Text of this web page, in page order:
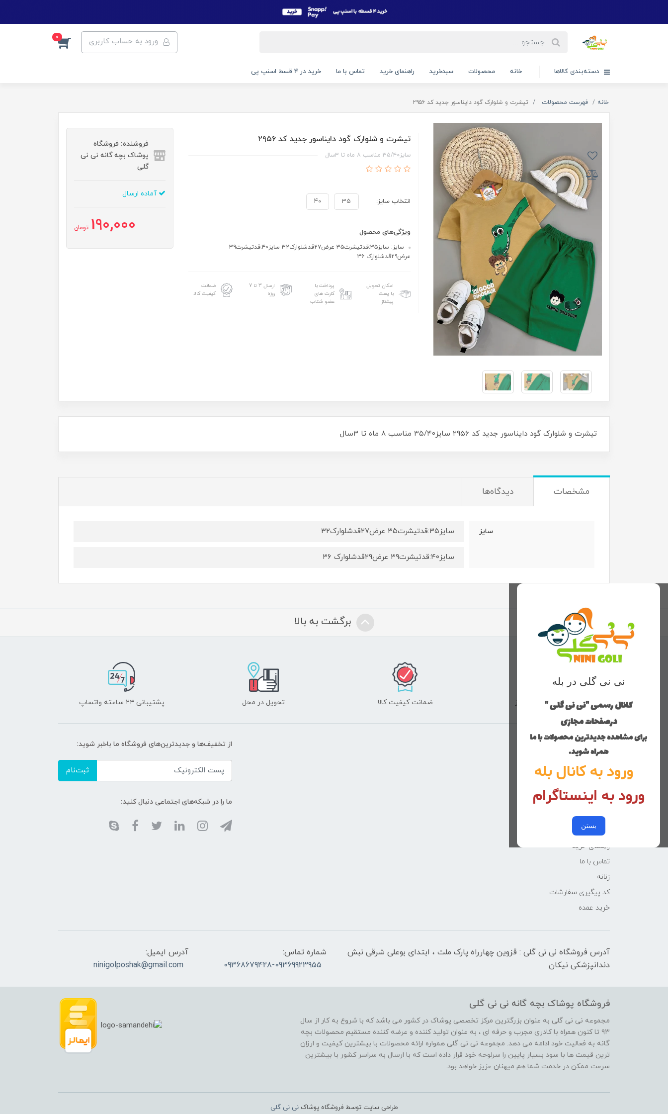
ورود به حساب کاربری 0
دسته‌بندی کالاها خانه محصولات سبدخرید راهنمای خرید تماس با ما خرید در 4 قسط اسنپ پی
خانه فهرست محصولات تیشرت و شلوارک گود دایناسور جدید کد ۲۹۵۶
تیشرت و شلوارک گود دایناسور جدید کد ۲۹۵۶
سایز۳۵/۴۰ مناسب ۸ ماه تا ۳سال
انتخاب سایز: 35
40
ویژگی‌های محصول
سایز: سایز۳۵:قدتیشرت۳۵ عرض۲۷قدشلوارک۳۲ سایز۴۰:قدتیشرت۳۹
عرض۲۹قدشلوارک ۳۶
امکان تحویل
با پست
پیشتاز
پرداخت با
کارت های
عضو شتاب
ارسال 3 تا 7
روزه
ضمانت
کیفیت کالا
فروشنده: فروشگاه
پوشاک بچه گانه نی نی
گلی
آماده ارسال
190,000 تومان
تیشرت و شلوارک گود دایناسور جدید کد ۲۹۵۶ سایز۳۵/۴۰ مناسب ۸ ماه تا ۳سال
مشخصات دیدگاه‌ها
سایز سایز۳۵:قدتیشرت۳۵ عرض۲۷قدشلوارک۳۲
سایز۴۰:قدتیشرت۳۹ عرض۲۹قدشلوارک ۳۶
نی نی گلی در بله
کانال رسمی "نی نی گلی "
درصفحات مجازی
برای مشاهده جدیدترین محصولات با ما
همراه شوید.
ورود به کانال بله
ورود به اینستاگرام
بستن
برگشت به بالا
ارسال با پست پیشتاز ضمانت کیفیت کالا تحویل در محل پشتیبانی ۲۴ ساعته واتساپ
منوی وب‌سایت
محصولات
دخترانه
پسرانه
کوچولوهای نی نی گلی
راهنمای خرید
تماس با ما
زنانه
کد پیگیری سفارشات
خرید عمده
از تخفیف‌ها و جدیدترین‌های فروشگاه ما باخبر شوید:
ثبت‌نام
ما را در شبکه‌های اجتماعی دنبال کنید:
آدرس فروشگاه نی نی گلی : قزوین چهارراه پارک ملت ، ابتدای بوعلی شرقی نبش
دندانپزشکی نیکان
شماره تماس:
09368679428-09369923955
آدرس ایمیل:
ninigolposhak@gmail.com
فروشگاه پوشاک بچه گانه نی نی گلی
مجموعه نی نی گلی به عنوان بزرگترین مرکز تخصصی پوشاک در کشور می باشد که با شروع به کار از سال
۹۳ تا کنون همراه با کادری مجرب و حرفه ای ، به عنوان تولید کننده و عرضه کننده مستقیم محصولات بچه
گانه به فعالیت خود ادامه می دهد. مجموعه نی نی گلی همواره ارائه محصولات با بیشترین کیفیت و ارزان
ترین قیمت ها با سود بسیار پایین را سرلوحه خود قرار داده است که با ارسال به سراسر کشور با بیشترین
سرعت ممکن در خدمت شما هم میهنان عزیز خواهد بود.
طراحی سایت توسط فروشگاه پوشاکنی نی گلی